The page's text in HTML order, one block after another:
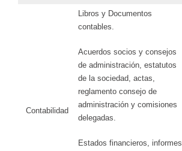
Contabilidad
Libros y Documentos
contables.
Acuerdos socios y consejos
de administración, estatutos
de la sociedad, actas,
reglamento consejo de
administración y comisiones
delegadas.
Estados financieros, informes